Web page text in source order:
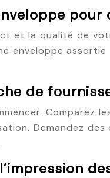
pour
et la qualité de
enveloppe
de
Comparez
Demandez